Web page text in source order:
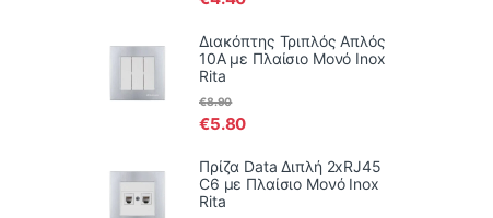
Διακόπτης Τριπλός Απλός
10Α με Πλαίσιο Μονό Inox
Rita
€5.80
€8.90
Πρίζα Data Διπλή 2xRJ45
C6 με Πλαίσιο Μονό Inox
Rita